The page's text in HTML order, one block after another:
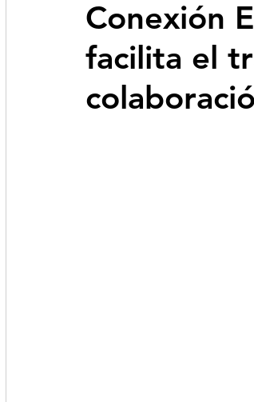
Conexión
facilita el